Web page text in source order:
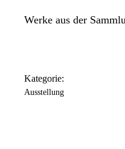
Werke aus der
Kategorie:
Ausstellung